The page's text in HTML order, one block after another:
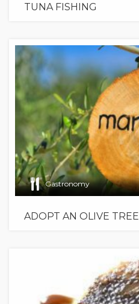
TUNA FISHING
Gastronomy
ADOPT AN OLIVE TREE